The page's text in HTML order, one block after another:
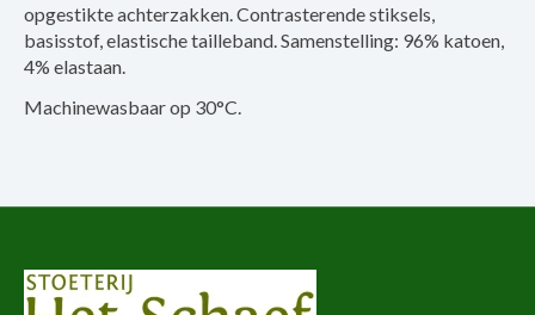
opgestikte achterzakken. Contrasterende stiksels,
basisstof, elastische tailleband. Samenstelling: 96% katoen,
4% elastaan.
Machinewasbaar op 30°C.